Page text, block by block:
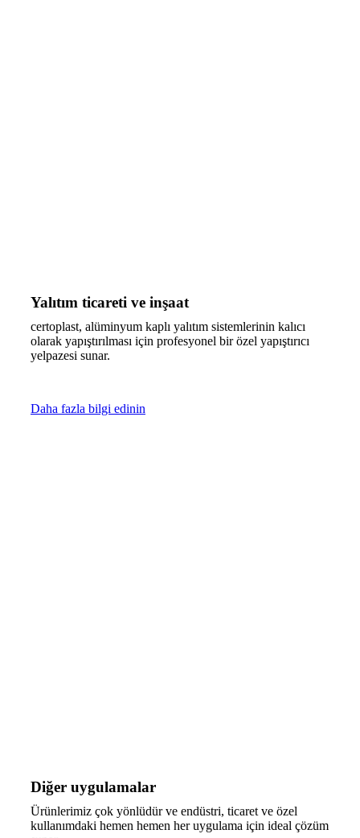
Yalıtım ticareti ve inşaat
certoplast, alüminyum kaplı yalıtım sistemlerinin kalıcı
olarak yapıştırılması için profesyonel bir özel yapıştırıcı
yelpazesi sunar.
Daha fazla bilgi edinin
Diğer uygulamalar
Ürünlerimiz çok yönlüdür ve endüstri, ticaret ve özel
kullanımdaki hemen hemen her uygulama için ideal çözüm